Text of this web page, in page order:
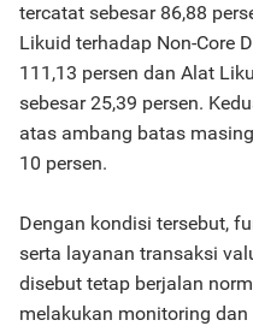
tercatat sebesar 86,88
Likuid terhadap Non-Core
111,13 persen dan Alat
sebesar 25,39 persen.
atas ambang batas
10 persen.
Dengan kondisi tersebut,
serta layanan transaksi
disebut tetap berjalan
melakukan monitoring